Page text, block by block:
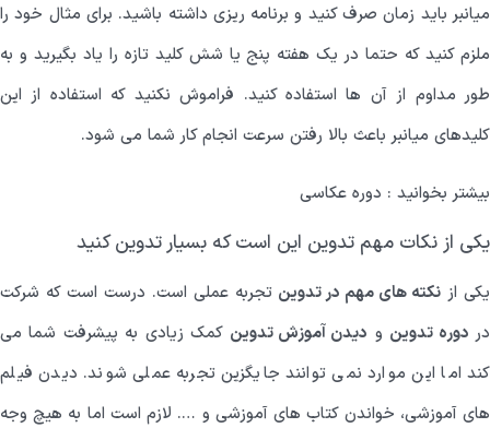
میانبر باید زمان صرف کنید و برنامه ریزی داشته باشید. برای مثال خود را
ملزم کنید که حتما در یک هفته پنج یا شش کلید تازه را یاد بگیرید و به
طور مداوم از آن ها استفاده کنید. فراموش نکنید که استفاده از این
کلیدهای میانبر باعث بالا رفتن سرعت انجام کار شما می شود.
بیشتر بخوانید : دوره عکاسی
یکی از نکات مهم تدوین این است که بسیار تدوین کنید
یکی از نکته های مهم در تدوین تجربه عملی است. درست است که شرکت
در دوره تدوین و دیدن آموزش تدوین کمک زیادی به پیشرفت شما می
کند اما این موارد نمی توانند جایگزین تجربه عملی شوند. دیدن فیلم
های آموزشی، خواندن کتاب های آموزشی و …. لازم است اما به هیچ وجه